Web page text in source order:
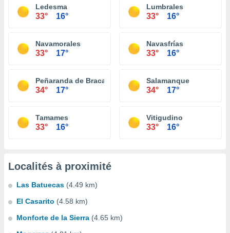
Ledesma
33° 16°
Lumbrales
33° 16°
Navamorales
33° 17°
Navasfrías
33° 16°
Peñaranda de Bracamonte
34° 17°
Salamanque
34° 17°
Tamames
33° 16°
Vitigudino
33° 16°
Localités à proximité
Las Batuecas (4.49 km)
El Casarito (4.58 km)
Monforte de la Sierra (4.65 km)